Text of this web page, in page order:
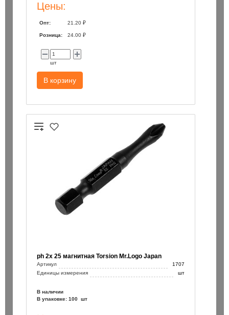
Цены:
Опт: 21.20 ₽
Розница: 24.00 ₽
шт
В корзину
ph 2х 25 магнитная Torsion Mr.Logo Japan
Артикул
1707
Единицы измерения
шт
В наличии
В упаковке: 100 шт